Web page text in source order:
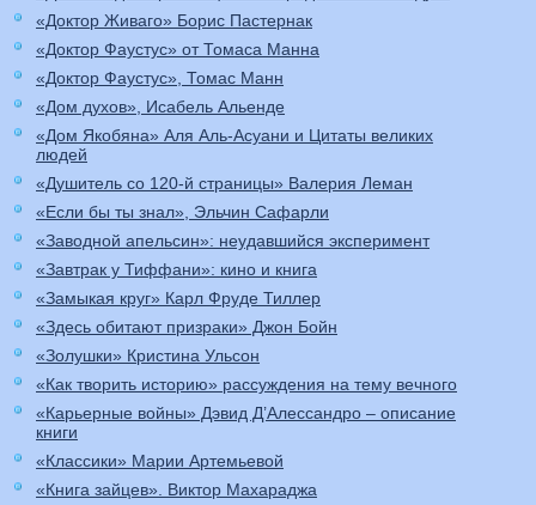
«Доктор Живаго» Борис Пастернак
«Доктор Фаустус» от Томаса Манна
«Доктор Фаустус», Томас Манн
«Дом духов», Исабель Альенде
«Дом Якобяна» Аля Аль-Асуани и Цитаты великих
людей
«Душитель со 120-й страницы» Валерия Леман
«Если бы ты знал», Эльчин Сафарли
«Заводной апельсин»: неудавшийся эксперимент
«Завтрак у Тиффани»: кино и книга
«Замыкая круг» Карл Фруде Тиллер
«Здесь обитают призраки» Джон Бойн
«Золушки» Кристина Ульсон
«Как творить историю» рассуждения на тему вечного
«Карьерные войны» Дэвид Д’Алессандро – описание
книги
«Классики» Марии Артемьевой
«Книга зайцев». Виктор Махараджа